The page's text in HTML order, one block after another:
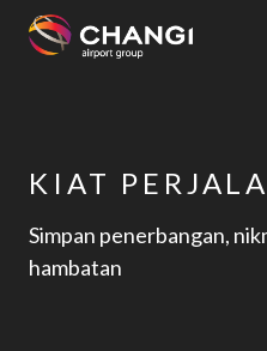
Changi
Language
KIAT
Simpan penerbangan,
hambatan